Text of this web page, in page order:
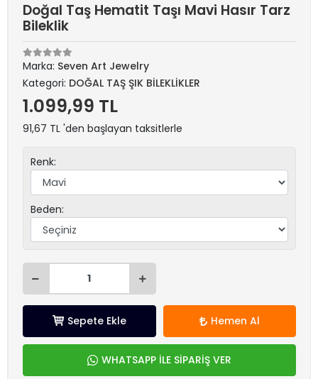
Doğal Taş Hematit Taşı Mavi Hasır Tarz
Bileklik
Marka: Seven Art Jewelry
Kategori: DOĞAL TAŞ ŞIK BİLEKLİKLER
1.099,99 TL
91,67 TL 'den başlayan taksitlerle
Renk:
Beden:
Sepete Ekle Hemen Al
WHATSAPP İLE SİPARİŞ VER